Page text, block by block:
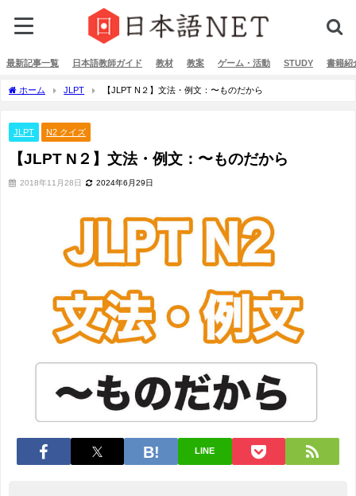
最新記事一覧 日本語教師ガイド 教材 教案 ゲーム・活動 STUDY 書籍紹
ホーム JLPT 【JLPT N２】文法・例文：〜ものだから
JLPT N2 クイズ
【JLPT N２】文法・例文：〜ものだから
2018年11月28日 2024年6月29日
LINE